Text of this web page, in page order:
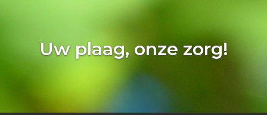
Uw plaag, onze zorg!